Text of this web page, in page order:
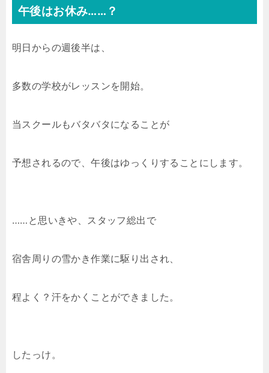
午後はお休み……？
明日からの週後半は、
多数の学校がレッスンを開始。
当スクールもバタバタになることが
予想されるので、午後はゆっくりすることにします。
……と思いきや、スタッフ総出で
宿舎周りの雪かき作業に駆り出され、
程よく？汗をかくことができました。
したっけ。